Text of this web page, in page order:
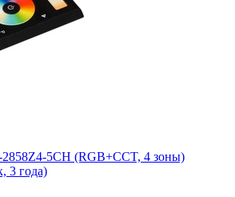
5CH (RGB+CCT, 4 зоны)
3 года)